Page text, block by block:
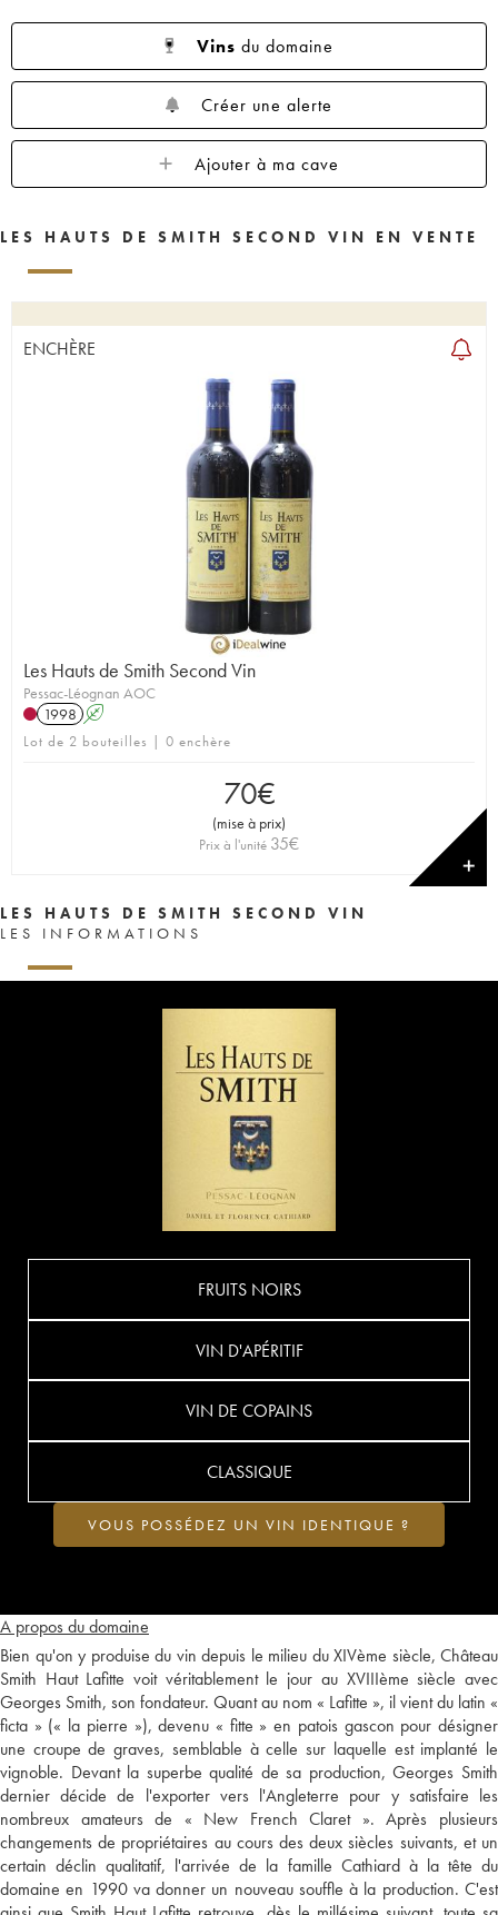
Vins du domaine
Créer une alerte
Ajouter à ma cave
LES HAUTS DE SMITH SECOND VIN EN VENTE
ENCHÈRE
Les Hauts de Smith Second Vin
Pessac-Léognan AOC
1998 A
Lot de 2 bouteilles | 0 enchère
70€
(mise à prix)
Prix à l'unité 35€
✕
LES HAUTS DE SMITH SECOND VIN
LES INFORMATIONS
A propos du domaine
Bien qu'on y produise du vin depuis le milieu du XIVème siècle, Château
Smith Haut Lafitte voit véritablement le jour au XVIIIème siècle avec
Georges Smith, son fondateur. Quant au nom « Lafitte », il vient du latin «
ficta » (« la pierre »), devenu « fitte » en patois gascon pour désigner
une croupe de graves, semblable à celle sur laquelle est implanté le
vignoble. Devant la superbe qualité de sa production, Georges Smith
dernier décide de l'exporter vers l'Angleterre pour y satisfaire les
nombreux amateurs de « New French Claret ». Après plusieurs
changements de propriétaires au cours des deux siècles suivants, et un
certain déclin qualitatif, l'arrivée de la famille Cathiard à la tête du
domaine en 1990 va donner un nouveau souffle à la production. C'est
FRUITS NOIRS
VIN D'APÉRITIF
VIN DE COPAINS
CLASSIQUE
VOUS POSSÉDEZ UN VIN IDENTIQUE ?